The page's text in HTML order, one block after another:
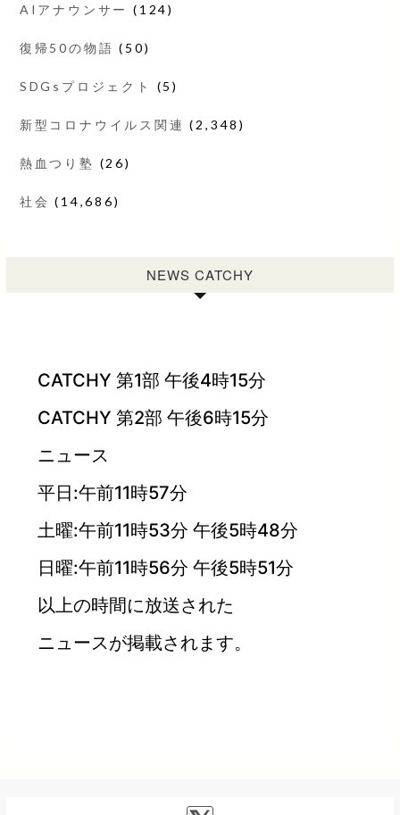
AIアナウンサー (124)
復帰50の物語 (50)
SDGsプロジェクト (5)
新型コロナウイルス関連 (2,348)
熱血つり塾 (26)
社会 (14,686)
NEWS CATCHY
CATCHY 第1部 午後4時15分
CATCHY 第2部 午後6時15分
ニュース
平日:午前11時57分
土曜:午前11時53分 午後5時48分
日曜:午前11時56分 午後5時51分
以上の時間に放送された
ニュースが掲載されます。